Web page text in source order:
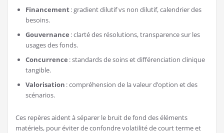
Financement: gradient dilutif vs non dilutif, calendrier des
besoins.
Gouvernance : clarté des résolutions, transparence sur les
usages des fonds.
Concurrence : standards de soins et différenciation clinique
tangible.
Valorisation : compréhension de la valeur d’option et des
scénarios.
Ces repères aident à séparer le bruit de fond des éléments
matériels, pour éviter de confondre volatilité de court terme et